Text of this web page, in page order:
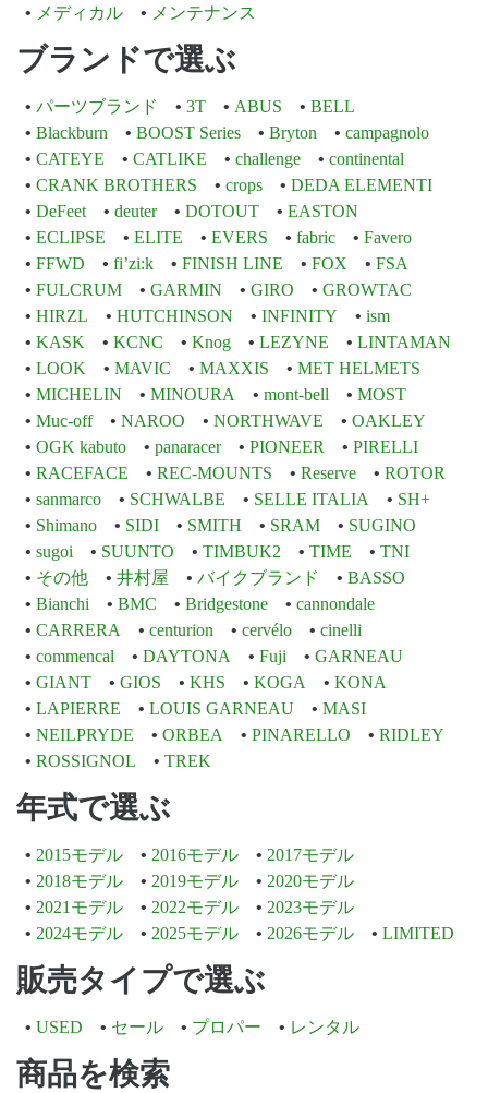
メディカル
メンテナンス
ブランドで選ぶ
パーツブランド 3T ABUS
BELL
Blackburn
BOOST Series Bryton
campagnolo
CATEYE
CATLIKE challenge
continental
CRANK BROTHERS
crops
DEDA ELEMENTI
DeFeet
deuter DOTOUT
EASTON
ECLIPSE
ELITE EVERS fabric
Favero
FFWD
fi’zi:k FINISH LINE FOX
FSA
FULCRUM
GARMIN GIRO
GROWTAC
HIRZL
HUTCHINSON INFINITY
ism
KASK
KCNC Knog LEZYNE
LINTAMAN
LOOK
MAVIC MAXXIS
MET HELMETS
MICHELIN
MINOURA mont-bell
MOST
Muc-off
NAROO NORTHWAVE
OAKLEY
OGK kabuto
panaracer PIONEER
PIRELLI
RACEFACE
REC-MOUNTS Reserve
ROTOR
sanmarco
SCHWALBE SELLE ITALIA
SH+
Shimano
SIDI SMITH SRAM
SUGINO
sugoi
SUUNTO TIMBUK2 TIME
TNI
その他
井村屋 バイクブランド
BASSO
Bianchi
BMC Bridgestone
cannondale
CARRERA
centurion cervélo
cinelli
commencal
DAYTONA Fuji
GARNEAU
GIANT
GIOS KHS KOGA
KONA
LAPIERRE
LOUIS GARNEAU
MASI
NEILPRYDE
ORBEA PINARELLO
RIDLEY
ROSSIGNOL
TREK
年式で選ぶ
2015モデル 2016モデル
2017モデル
2018モデル
2019モデル
2020モデル
2021モデル
2022モデル
2023モデル
2024モデル
2025モデル 2026モデル LIMITED
販売タイプで選ぶ
USED セール プロパー レンタル
商品を検索